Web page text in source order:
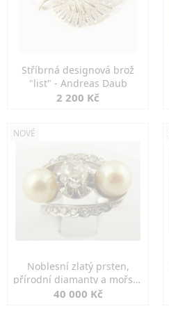
Stříbrná designová brož
"list" - Andreas Daub
2 200 Kč
NOVÉ
Noblesní zlatý prsten,
přírodní diamanty a mořské
perly
40 000 Kč